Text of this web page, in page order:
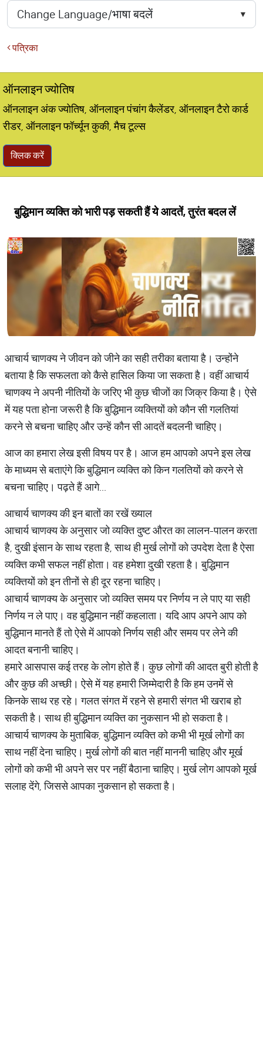
पत्रिका
ऑनलाइन ज्योतिष
ऑनलाइन अंक ज्योतिष, ऑनलाइन पंचांग कैलेंडर, ऑनलाइन टैरो कार्ड
रीडर, ऑनलाइन फॉर्च्यून कुकी, मैच टूल्स
क्लिक करें
बुद्धिमान व्यक्ति को भारी पड़ सकती हैं ये आदतें, तुरंत बदल लें
आचार्य चाणक्य ने जीवन को जीने का सही तरीका बताया है। उन्होंने
बताया है कि सफलता को कैसे हासिल किया जा सकता है। वहीं आचार्य
चाणक्य ने अपनी नीतियों के जरिए भी कुछ चीजों का जिक्र किया है। ऐसे
में यह पता होना जरूरी है कि बुद्धिमान व्यक्तियों को कौन सी गलतियां
करने से बचना चाहिए और उन्हें कौन सी आदतें बदलनी चाहिए।
आज का हमारा लेख इसी विषय पर है। आज हम आपको अपने इस लेख
के माध्यम से बताएंगे कि बुद्धिमान व्यक्ति को किन गलतियों को करने से
बचना चाहिए। पढ़ते हैं आगे...
आचार्य चाणक्य की इन बातों का रखें ख्याल
आचार्य चाणक्य के अनुसार जो व्यक्ति दुष्ट औरत का लालन-पालन करता
है, दुखी इंसान के साथ रहता है, साथ ही मुर्ख लोगों को उपदेश देता है ऐसा
व्यक्ति कभी सफल नहीं होता। वह हमेशा दुखी रहता है। बुद्धिमान
व्यक्तियों को इन तीनों से ही दूर रहना चाहिए।
आचार्य चाणक्य के अनुसार जो व्यक्ति समय पर निर्णय न ले पाए या सही
निर्णय न ले पाए। वह बुद्धिमान नहीं कहलाता। यदि आप अपने आप को
बुद्धिमान मानते हैं तो ऐसे में आपको निर्णय सही और समय पर लेने की
आदत बनानी चाहिए।
हमारे आसपास कई तरह के लोग होते हैं। कुछ लोगों की आदत बुरी होती है
और कुछ की अच्छी। ऐसे में यह हमारी जिम्मेदारी है कि हम उनमें से
किनके साथ रह रहे। गलत संगत में रहने से हमारी संगत भी खराब हो
सकती है। साथ ही बुद्धिमान व्यक्ति का नुकसान भी हो सकता है।
आचार्य चाणक्य के मुताबिक, बुद्धिमान व्यक्ति को कभी भी मूर्ख लोगों का
साथ नहीं देना चाहिए। मुर्ख लोगों की बात नहीं माननी चाहिए और मूर्ख
लोगों को कभी भी अपने सर पर नहीं बैठाना चाहिए। मुर्ख लोग आपको मूर्ख
सलाह देंगे, जिससे आपका नुकसान हो सकता है।